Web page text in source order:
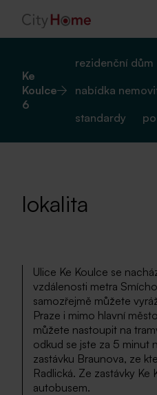
Ke
Koulce
6
rezidenční dům
nabídka
standardy
lokalita
Ulice Ke Koulce se
vzdálenosti metra
samozřejmě můžete
Praze i mimo hlavní
můžete nastoupit na
odkud se jste za 5 minut
zastávku Braunova, ze
Radlická. Ze zastávky Ke
autobusem.